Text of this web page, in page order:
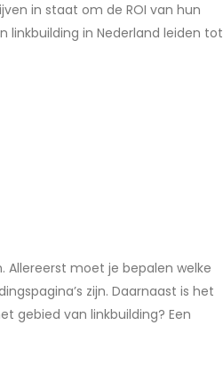
in staat om de ROI van hun
in Nederland leiden tot
moet je bepalen welke
zijn. Daarnaast is het
gebied van linkbuilding? Een